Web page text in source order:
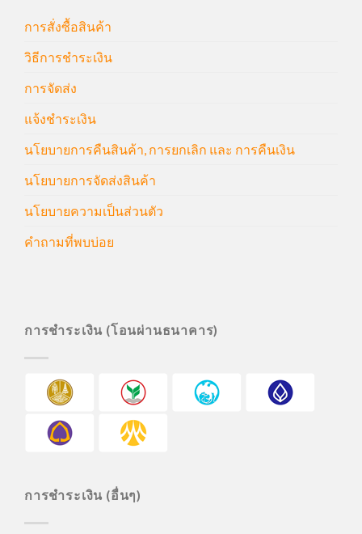
การสั่งซื้อสินค้า
วิธีการชำระเงิน
การจัดส่ง
แจ้งชำระเงิน
นโยบายการคืนสินค้า, การยกเลิก และ การคืนเงิน
นโยบายการจัดส่งสินค้า
นโยบายความเป็นส่วนตัว
คำถามที่พบบ่อย
การชำระเงิน (โอนผ่านธนาคาร)
การชำระเงิน (อื่นๆ)